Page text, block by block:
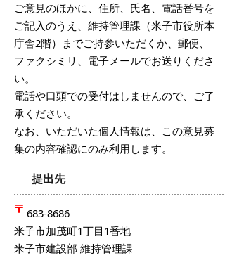
ご意見のほかに、住所、氏名、電話番号を
ご記入のうえ、維持管理課（米子市役所本
庁舎2階）までご持参いただくか、郵便、
ファクシミリ、電子メールでお送りくださ
い。
電話や口頭での受付はしませんので、ご了
承ください。
なお、いただいた個人情報は、この意見募
集の内容確認にのみ利用します。
提出先
683-8686
米子市加茂町1丁目1番地
米子市建設部 維持管理課